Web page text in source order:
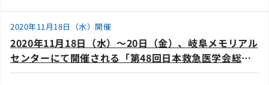
2020年11月18日（水）開催
2020年11月18日（水）～20日（金）、岐阜メモリアル
センターにて開催される「第48回日本救急医学会総
会・学術集会」に出展いたします。